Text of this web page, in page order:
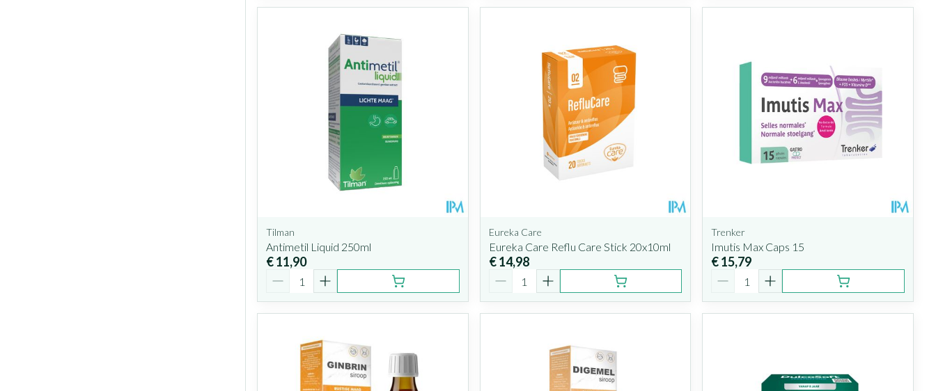
Tilman
Antimetil Liquid 250ml
€ 11,90
Eureka Care
Eureka Care Reflu Care Stick 20x10ml
€ 14,98
Trenker
Imutis Max Caps 15
€ 15,79